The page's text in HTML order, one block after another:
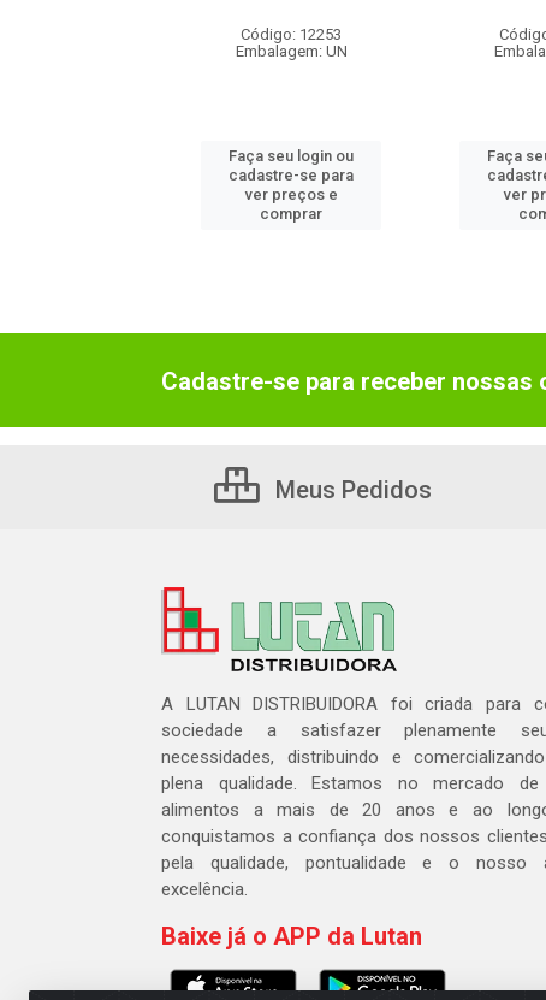
Código: 12253
Embalagem: UN
Faça seu login ou
cadastre-se para
ver preços e
comprar
Faça
ver
Cadastre-se para receber nossas
Meus Pedidos
A LUTAN DISTRIBUIDORA foi criada para
sociedade a satisfazer plenamente
necessidades, distribuindo e
plena qualidade. Estamos no mercado
alimentos a mais de 20 anos e ao
conquistamos a confiança dos nossos
pela qualidade, pontualidade e o nosso
excelência.
Baixe já o APP da Lutan